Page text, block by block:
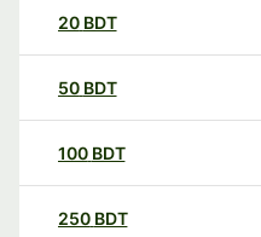
20 BDT
50 BDT
100 BDT
250 BDT